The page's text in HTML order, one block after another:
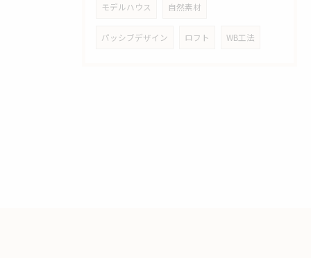
モデルハウス 自然素材
パッシブデザイン ロフト WB工法